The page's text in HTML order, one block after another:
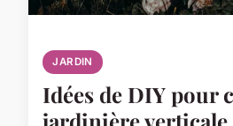
JARDIN
Idées de DIY pour
jardinière verticale